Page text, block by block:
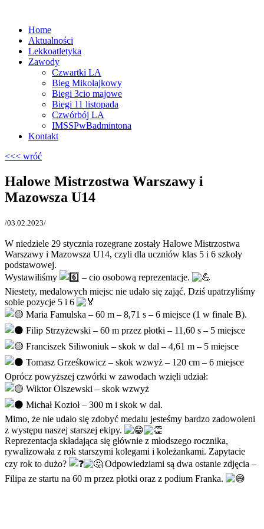
Home
Aktualności
Lekkoatletyka
Zawody
Czwartki LA
Bieg Mikołajkowy
Biegi 3cio majowe
Biegi 11 listopada
Czwórbój LA
IMSSPwBadmintona
Kontakt
<<< wróć
Halowe Mistrzostwa Warszawy i
Mazowsza U14
/03.02.2023/
W niedziele 29 stycznia rozegrane zostały Halowe Mistrzostwa
Warszawy i Mazowsza U14, czyli dla uczniów klas 5 i 6 szkoły
podstawowej.
Wystawiliśmy
– cio osobową reprezentacje.
Niestety, medalowych miejsc nie udało się zająć. Dziś upatrzyliśmy
sobie pozycje 5 i 6
Maria Famulska – 60 m – 8,71 s – 6 miejsce (1 w finale B).
Filip Strzyżewski – 60 m przez płotki – 11,60 s – 5 miejsce
Franciszek Siliwoniuk – skok w dal – 4,61 m – 5 miejsce
Tomasz Grześkowicz – skok wzwyż – 120 cm – 6 miejsce
Oprócz powyższej czwórki w zawodach wzięli udział:
Wiktor Olszewski – skok wzwyż
Michał Kozioł – 300 m i skok w dal.
Mimo, że nie udało się zdobyć medalu jesteśmy bardzo zadowoleni
z występu naszej starszej ekipy.
Reprezentacja składająca się głównie z młodszego rocznika,
rywalizowała z rok starszymi kolegami i koleżankami. Zapytacie
czy rok to dużo?
Odpowiedziami są dwa ostanie zdjęcia –
Filipa ze startu na 60 m przez płotki oraz z podium Franka.